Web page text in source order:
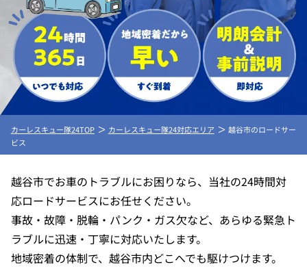
カーレスキュー隊24TOP カーレスキュー隊24対応エリア
越谷市のロードサー
ビス
越谷市でお車のトラブルにお困りなら、当社の24時間対
応ロードサービスにお任せください。
事故・故障・脱輪・パンク・ガス欠など、あらゆる緊急ト
ラブルに迅速・丁寧に対応いたします。
地域密着の体制で、越谷市内どこへでも駆けつけます。